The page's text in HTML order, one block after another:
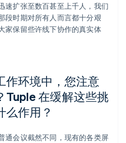
速扩张至数百甚至上千人，我们
段时期对所有人而言都十分艰
家保留些许线下协作的真实体
作环境中，您注意
Tuple 在缓解这些挑
么作用？
通会议截然不同，现有的各类屏